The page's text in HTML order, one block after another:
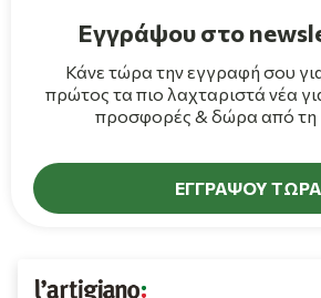
Εγγράψου στο
Κάνε τώρα την εγγραφή σου
πρώτος τα πιο λαχταριστά νέα
προσφορές & δώρα από τη
ΕΓΓΡΑΨΟΥ ΤΩΡΑ